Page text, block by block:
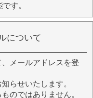
す。
について
メールアドレスを登
らせいたします。
のではありません。